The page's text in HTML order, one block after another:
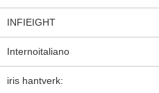
INFIEIGHT
Internoitaliano
iris hantverk: